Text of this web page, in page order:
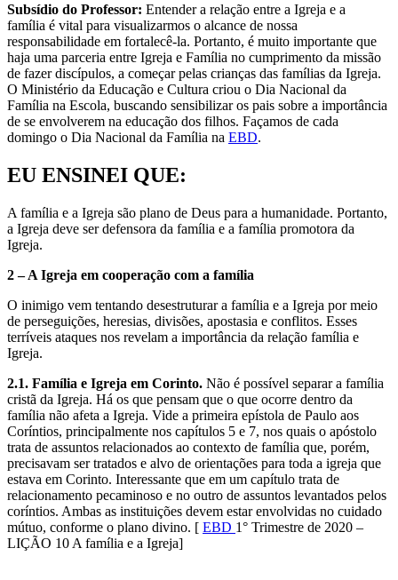
Subsídio do Professor: Entender a relação entre a Igreja e a
família é vital para visualizarmos o alcance de nossa
responsabilidade em fortalecê-la. Portanto, é muito importante que
haja uma parceria entre Igreja e Família no cumprimento da missão
de fazer discípulos, a começar pelas crianças das famílias da Igreja.
O Ministério da Educação e Cultura criou o Dia Nacional da
Família na Escola, buscando sensibilizar os pais sobre a importância
de se envolverem na educação dos filhos. Façamos de cada
domingo o Dia Nacional da Família na EBD.
EU ENSINEI QUE:
A família e a Igreja são plano de Deus para a humanidade. Portanto,
a Igreja deve ser defensora da família e a família promotora da
Igreja.
2 – A Igreja em cooperação com a família
O inimigo vem tentando desestruturar a família e a Igreja por meio
de perseguições, heresias, divisões, apostasia e conflitos. Esses
terríveis ataques nos revelam a importância da relação família e
Igreja.
2.1. Família e Igreja em Corinto. Não é possível separar a família
cristã da Igreja. Há os que pensam que o que ocorre dentro da
família não afeta a Igreja. Vide a primeira epístola de Paulo aos
Coríntios, principalmente nos capítulos 5 e 7, nos quais o apóstolo
trata de assuntos relacionados ao contexto de família que, porém,
precisavam ser tratados e alvo de orientações para toda a igreja que
estava em Corinto. Interessante que em um capítulo trata de
relacionamento pecaminoso e no outro de assuntos levantados pelos
coríntios. Ambas as instituições devem estar envolvidas no cuidado
mútuo, conforme o plano divino. [ EBD 1° Trimestre de 2020 –
LIÇÃO 10 A família e a Igreja]